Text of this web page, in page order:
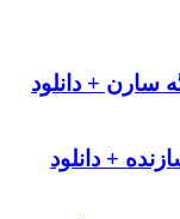
سارن + دانلود
+ دانلود